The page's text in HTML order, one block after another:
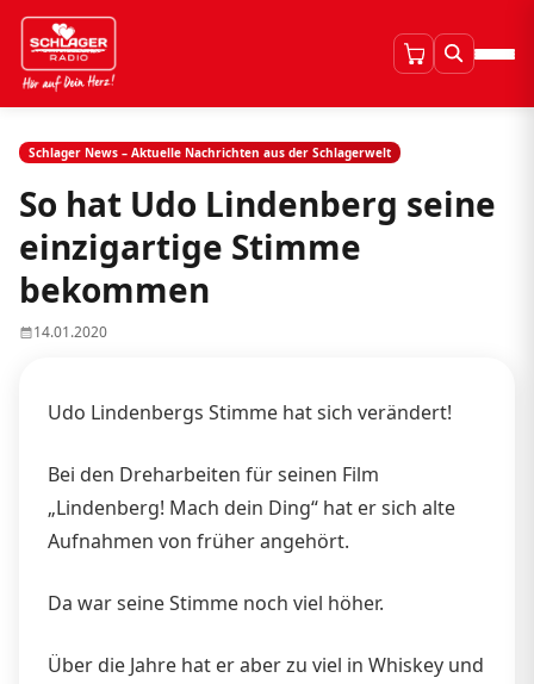
Schlager News – Aktuelle Nachrichten aus der Schlagerwelt
So hat Udo Lindenberg seine
einzigartige Stimme
bekommen
14.01.2020
Udo Lindenbergs Stimme hat sich verändert!
Bei den Dreharbeiten für seinen Film
„Lindenberg! Mach dein Ding“ hat er sich alte
Aufnahmen von früher angehört.
Da war seine Stimme noch viel höher.
Über die Jahre hat er aber zu viel in Whiskey und